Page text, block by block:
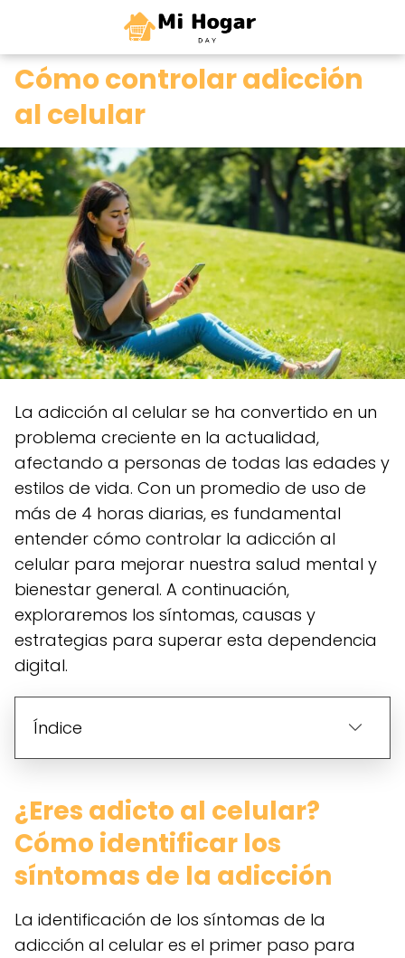
0
Cómo controlar adicción
al celular
La adicción al celular se ha convertido en un
problema creciente en la actualidad,
afectando a personas de todas las edades y
estilos de vida. Con un promedio de uso de
más de 4 horas diarias, es fundamental
entender cómo controlar la adicción al
celular para mejorar nuestra salud mental y
bienestar general. A continuación,
exploraremos los síntomas, causas y
estrategias para superar esta dependencia
digital.
Índice
¿Eres adicto al celular?
Cómo identificar los
síntomas de la adicción
La identificación de los síntomas de la
adicción al celular es el primer paso para